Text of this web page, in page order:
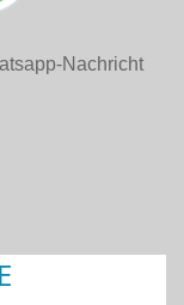
Nachricht